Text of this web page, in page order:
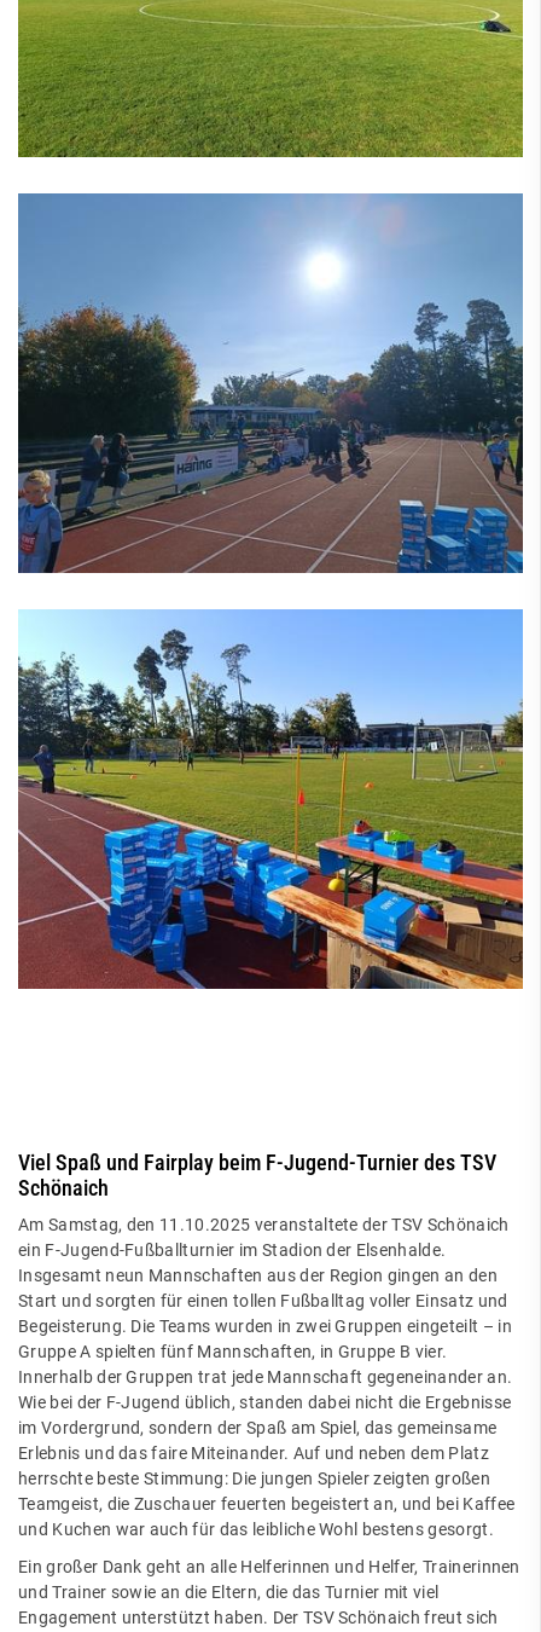
Viel Spaß und Fairplay beim F-Jugend-Turnier des TSV
Schönaich
Am Samstag, den 11.10.2025 veranstaltete der TSV Schönaich
ein F-Jugend-Fußballturnier im Stadion der Elsenhalde.
Insgesamt neun Mannschaften aus der Region gingen an den
Start und sorgten für einen tollen Fußballtag voller Einsatz und
Begeisterung. Die Teams wurden in zwei Gruppen eingeteilt – in
Gruppe A spielten fünf Mannschaften, in Gruppe B vier.
Innerhalb der Gruppen trat jede Mannschaft gegeneinander an.
Wie bei der F-Jugend üblich, standen dabei nicht die Ergebnisse
im Vordergrund, sondern der Spaß am Spiel, das gemeinsame
Erlebnis und das faire Miteinander. Auf und neben dem Platz
herrschte beste Stimmung: Die jungen Spieler zeigten großen
Teamgeist, die Zuschauer feuerten begeistert an, und bei Kaffee
und Kuchen war auch für das leibliche Wohl bestens gesorgt.
Ein großer Dank geht an alle Helferinnen und Helfer, Trainerinnen
und Trainer sowie an die Eltern, die das Turnier mit viel
Engagement unterstützt haben. Der TSV Schönaich freut sich